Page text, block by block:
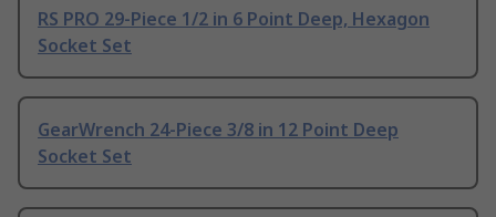
RS PRO 29-Piece 1/2 in 6 Point Deep, Hexagon
Socket Set
GearWrench 24-Piece 3/8 in 12 Point Deep
Socket Set